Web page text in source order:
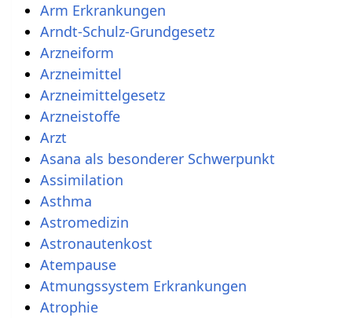
Arm Erkrankungen
Arndt-Schulz-Grundgesetz
Arzneiform
Arzneimittel
Arzneimittelgesetz
Arzneistoffe
Arzt
Asana als besonderer Schwerpunkt
Assimilation
Asthma
Astromedizin
Astronautenkost
Atempause
Atmungssystem Erkrankungen
Atrophie